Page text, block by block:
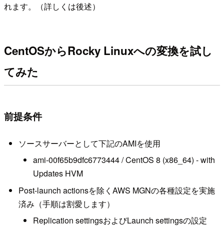
れます。（詳しくは後述）
CentOSからRocky Linuxへの変換を試し
てみた
前提条件
ソースサーバーとして下記のAMIを使用
ami-00f65b9dfc6773444 / CentOS 8 (x86_64) - with
Updates HVM
Post-launch actionsを除くAWS MGNの各種設定を実施
済み（手順は割愛します）
Replication settingsおよびLaunch settingsの設定